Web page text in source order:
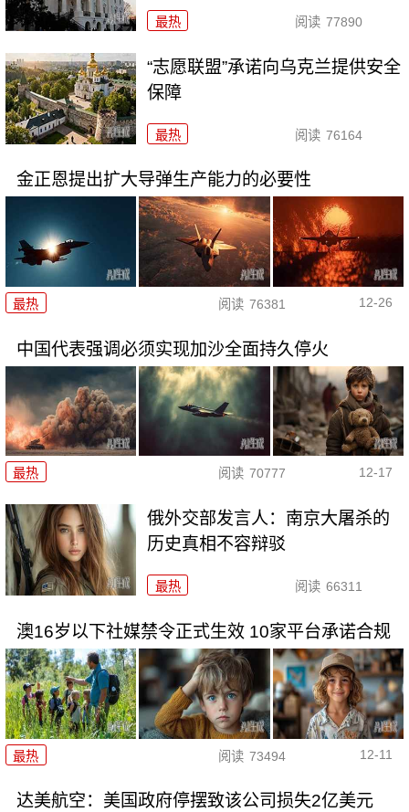
最热 阅读 77890
“志愿联盟”承诺向乌克兰提供安全
保障
最热 阅读 76164
金正恩提出扩大导弹生产能力的必要性
最热 阅读 76381 12-26
中国代表强调必须实现加沙全面持久停火
最热 阅读 70777 12-17
俄外交部发言人：南京大屠杀的
历史真相不容辩驳
最热 阅读 66311
澳16岁以下社媒禁令正式生效 10家平台承诺合规
最热 阅读 73494 12-11
达美航空：美国政府停摆致该公司损失2亿美元